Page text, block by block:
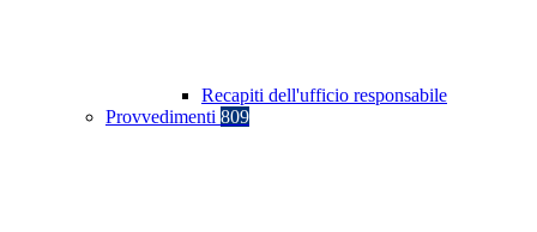
Recapiti dell'ufficio responsabile
Provvedimenti 809